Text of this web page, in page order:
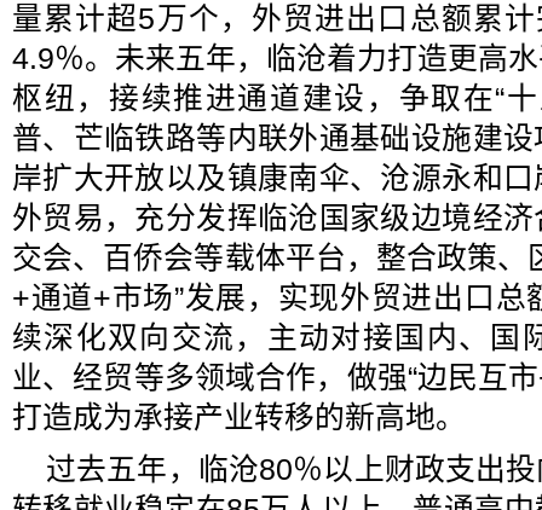
量累计超5万个，外贸进出口总额累
4.9％。未来五年，临沧着力打造更高
枢纽，接续推进通道建设，争取在“
普、芒临铁路等内联外通基础设施建
岸扩大开放以及镇康南伞、沧源永和
外贸易，充分发挥临沧国家级边境经
交会、百侨会等载体平台，整合政策、
+通道+市场”发展，实现外贸进出口
续深化双向交流，主动对接国内、国
业、经贸等多领域合作，做强“边民互
打造成为承接产业转移的新高地。
过去五年，临沧80％以上财政支出